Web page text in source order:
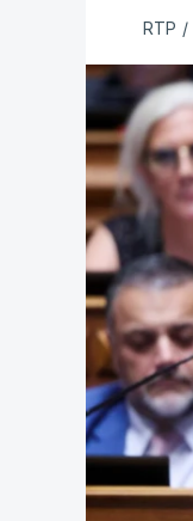
RTP /